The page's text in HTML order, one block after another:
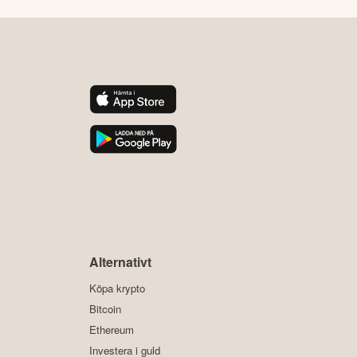
Alternativt
Köpa krypto
Bitcoin
Ethereum
Investera i guld